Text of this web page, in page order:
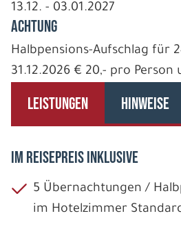
13.12. - 03.01.2027
ACHTUNG
Halbpensions-Aufschlag für
31.12.2026 € 20,- pro Person
LEISTUNGEN HINWEISE
IM REISEPREIS INKLUSIVE
5 Übernachtungen /
im Hotelzimmer